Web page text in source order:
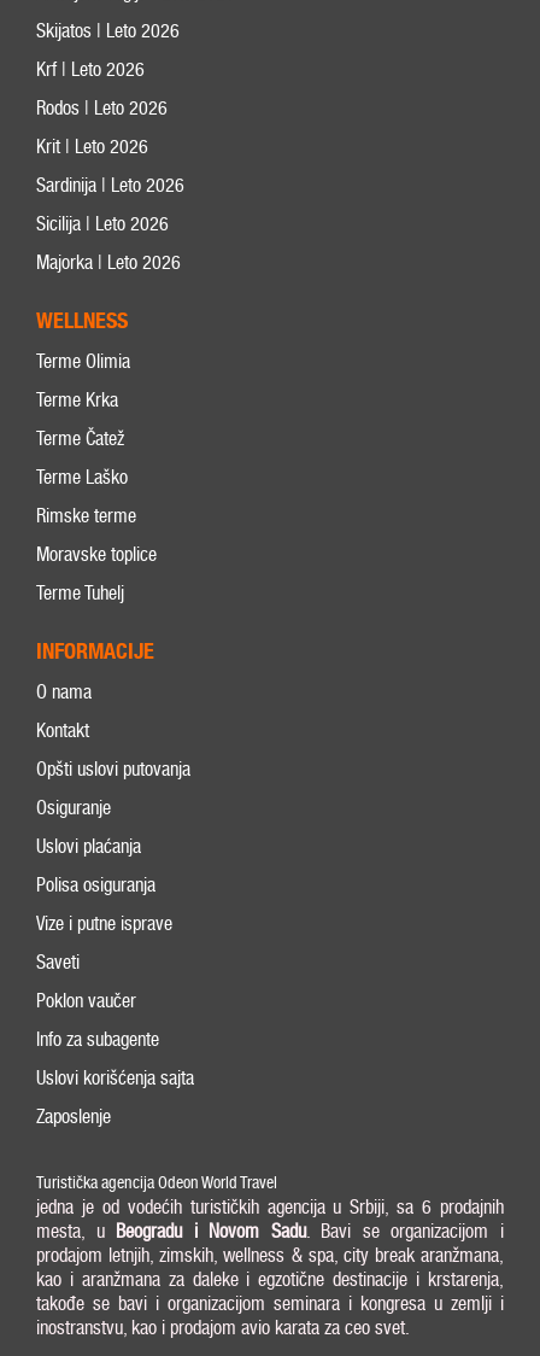
Skijatos | Leto 2026
Krf | Leto 2026
Rodos | Leto 2026
Krit | Leto 2026
Sardinija | Leto 2026
Sicilija | Leto 2026
Majorka | Leto 2026
WELLNESS
Terme Olimia
Terme Krka
Terme Čatež
Terme Laško
Rimske terme
Moravske toplice
Terme Tuhelj
INFORMACIJE
O nama
Kontakt
Opšti uslovi putovanja
Osiguranje
Uslovi plaćanja
Polisa osiguranja
Vize i putne isprave
Saveti
Poklon vaučer
Info za subagente
Uslovi korišćenja sajta
Zaposlenje
Turistička agencija Odeon World Travel
jedna je od vodećih turističkih agencija u Srbiji, sa 6 prodajnih
mesta, u Beogradu i Novom Sadu. Bavi se organizacijom i
prodajom letnjih, zimskih, wellness & spa, city break aranžmana,
kao i aranžmana za daleke i egzotične destinacije i krstarenja,
takođe se bavi i organizacijom seminara i kongresa u zemlji i
inostranstvu, kao i prodajom avio karata za ceo svet.